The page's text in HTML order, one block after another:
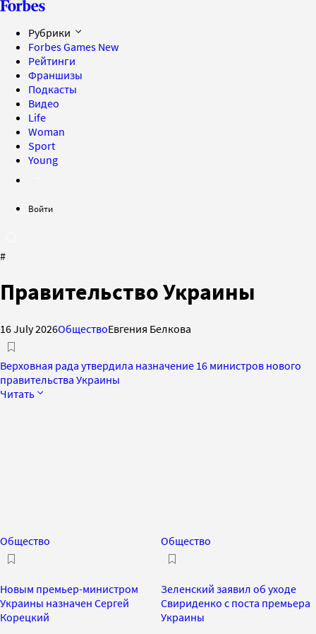
Рубрики
Forbes Games New
Рейтинги
Франшизы
Подкасты
Видео
Life
Woman
Sport
Young
Войти
#
Правительство Украины
16 July 2026ОбществоЕвгения Белкова
Верховная рада утвердила назначение 16 министров нового
правительства Украины
Читать
Общество
Новым премьер-министром
Украины назначен Сергей
Корецкий
Общество
Зеленский заявил об уходе
Свириденко с поста премьера
Украины